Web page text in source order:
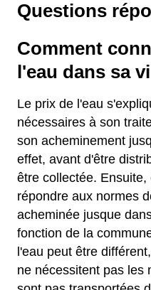
Questions
Comment
l'eau dans sa
Le prix de l'eau
nécessaires à son
son acheminement
effet, avant d'être
être collectée.
répondre aux normes
acheminée jusque
fonction de la
l'eau peut être
ne nécessitent pas les